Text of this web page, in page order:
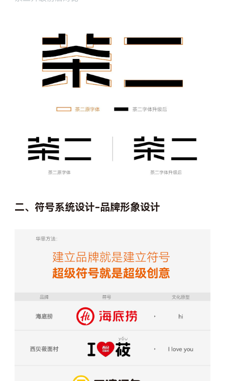
二、符号系统设计-品牌形象设计